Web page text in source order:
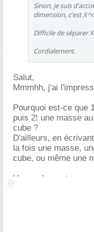
Sinon, je suis
dimension, c'est
Difficile de séparer
Cordialement.
Salut,
Mmmhh, j'ai
Pourquoi est-ce que
puis 2! une masse
cube ?
D'ailleurs, en
la fois une masse,
cube, ou même une
Un nombre est une